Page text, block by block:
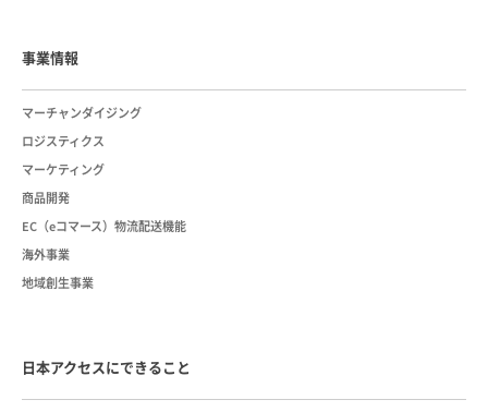
事業情報
マーチャンダイジング
ロジスティクス
マーケティング
商品開発
EC（eコマース）物流配送機能
海外事業
地域創生事業
日本アクセスにできること